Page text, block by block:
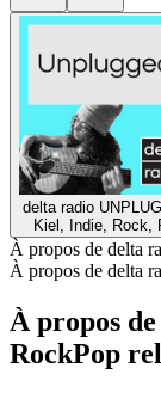
delta radio
Kiel, Indie, Rock,
À propos de delta
À propos de delta
À propos
RockPop